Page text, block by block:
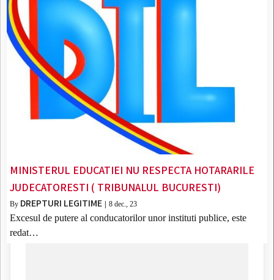
MINISTERUL EDUCATIEI NU RESPECTA HOTARARILE
JUDECATORESTI ( TRIBUNALUL BUCURESTI)
By DREPTURI LEGITIME 8 dec., 23
Excesul de putere al conducatorilor unor instituti publice, este
redat…